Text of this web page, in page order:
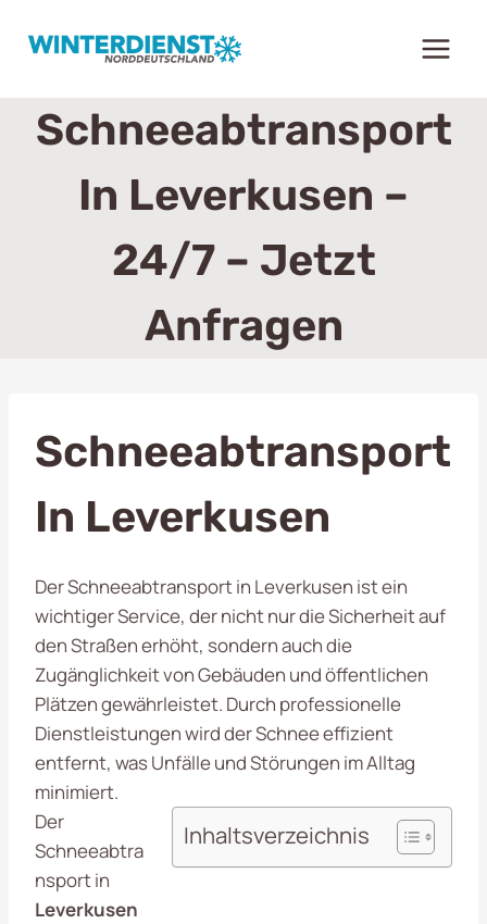
Inhalt
Schneeabtransport
In Leverkusen –
24/7 – Jetzt
Anfragen
Schneeabtransport
In Leverkusen
Der Schneeabtransport in Leverkusen ist ein
wichtiger Service, der nicht nur die Sicherheit auf
den Straßen erhöht, sondern auch die
Zugänglichkeit von Gebäuden und öffentlichen
Plätzen gewährleistet. Durch professionelle
Dienstleistungen wird der Schnee effizient
entfernt, was Unfälle und Störungen im Alltag
minimiert.
Inhaltsverzeichnis
Der
Schneeabtra
nsport in
Leverkusen